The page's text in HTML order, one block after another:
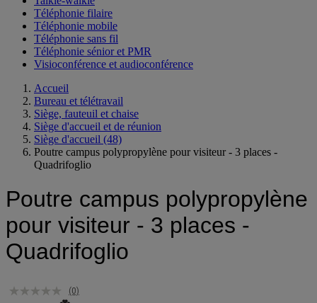
Téléphonie filaire
Téléphonie mobile
Téléphonie sans fil
Téléphonie sénior et PMR
Visioconférence et audioconférence
Accueil
Bureau et télétravail
Siège, fauteuil et chaise
Siège d'accueil et de réunion
Siège d'accueil (48)
Poutre campus polypropylène pour visiteur - 3 places -
Quadrifoglio
Poutre campus polypropylène
pour visiteur - 3 places -
Quadrifoglio
(0)